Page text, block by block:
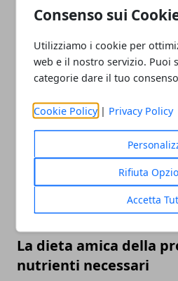
Consenso sui
Utilizziamo i cookie per
web e il nostro servizio. Puoi
categorie dare il tuo
Cookie Policy | Privacy Policy
Rifiuta
Accetta
La dieta amica della
nutrienti necessari